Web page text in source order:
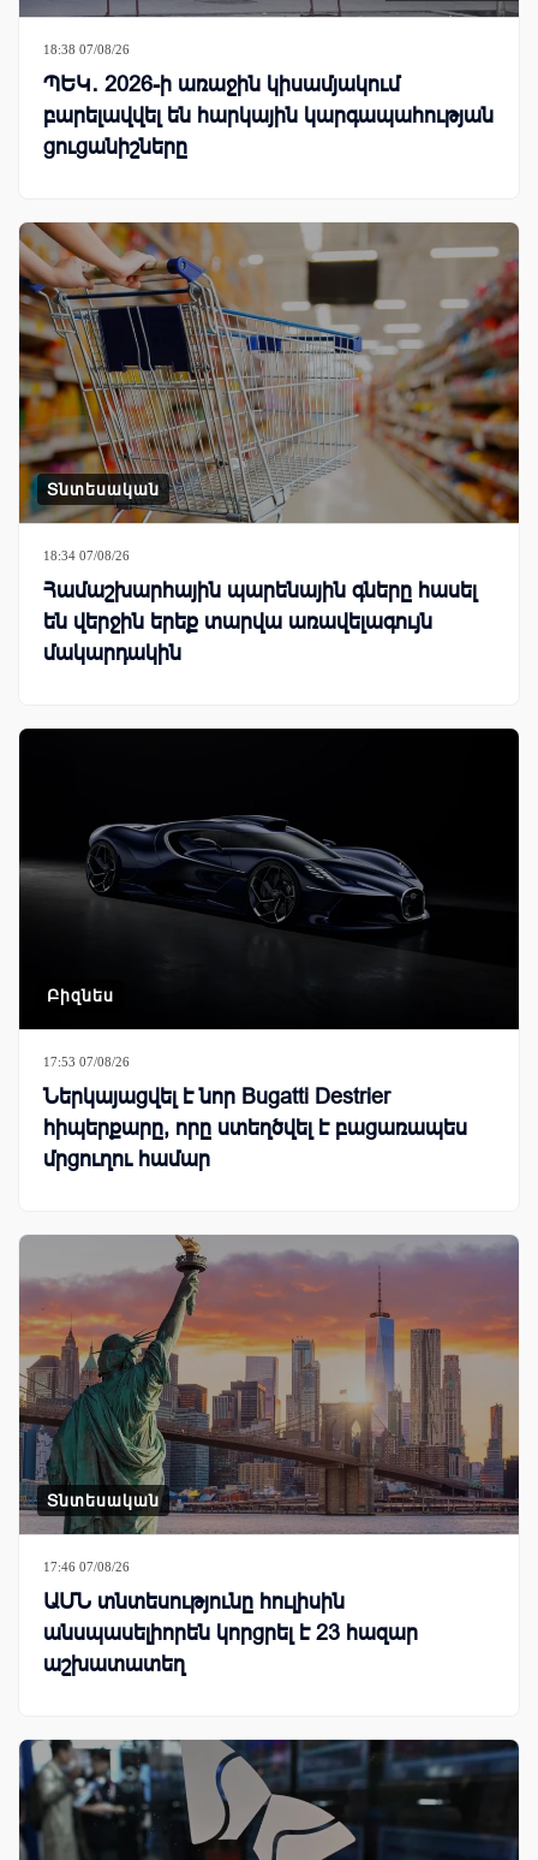
18:38 07/08/26
ՊԵԿ․ 2026-ի առաջին կիսամյակում
բարելավվել են հարկային կարգապահության
ցուցանիշները
Տնտեսական
18:34 07/08/26
Համաշխարհային պարենային գները հասել
են վերջին երեք տարվա առավելագույն
մակարդակին
Բիզնես
17:53 07/08/26
Ներկայացվել է նոր Bugatti Destrier
հիպերքարը, որը ստեղծվել է բացառապես
մրցուղու համար
Տնտեսական
17:46 07/08/26
ԱՄՆ տնտեսությունը հուլիսին
անսպասելիորեն կորցրել է 23 հազար
աշխատատեղ